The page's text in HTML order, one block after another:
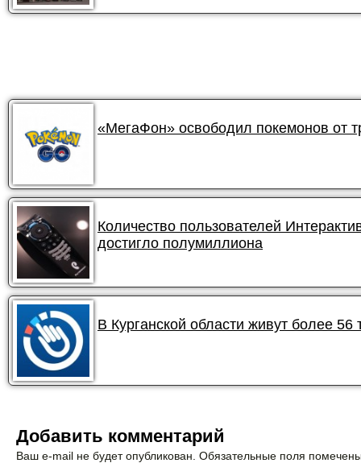
«МегаФон» освободил покемонов от
Количество пользователей
достигло полумиллиона
В Курганской области живут более
Добавить комментарий
Ваш e-mail не будет опубликован. Обязательные поля